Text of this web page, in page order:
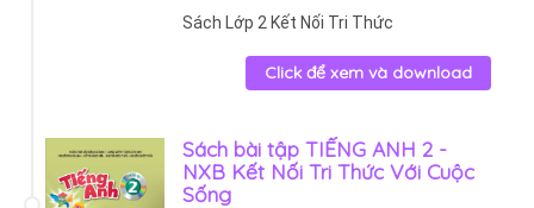
Sách Lớp 2 Kết Nối Tri Thức
Click để xem và download
Sách bài tập TIẾNG ANH 2 -
NXB Kết Nối Tri Thức Với Cuộc
Sống